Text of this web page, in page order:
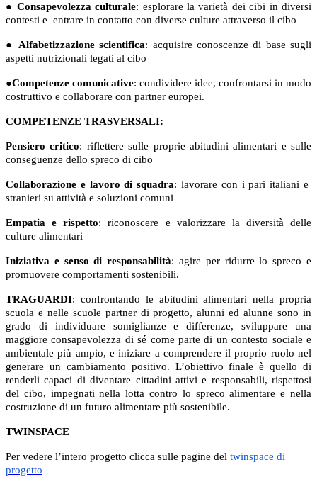
● Consapevolezza culturale: esplorare la varietà dei cibi in diversi
contesti e entrare in contatto con diverse culture attraverso il cibo
● Alfabetizzazione scientifica: acquisire conoscenze di base sugli
aspetti nutrizionali legati al cibo
●Competenze comunicative: condividere idee, confrontarsi in modo
costruttivo e collaborare con partner europei.
COMPETENZE TRASVERSALI:
Pensiero critico: riflettere sulle proprie abitudini alimentari e sulle
conseguenze dello spreco di cibo
Collaborazione e lavoro di squadra: lavorare con i pari italiani e
stranieri su attività e soluzioni comuni
Empatia e rispetto: riconoscere e valorizzare la diversità delle
culture alimentari
Iniziativa e senso di responsabilità: agire per ridurre lo spreco e
promuovere comportamenti sostenibili.
TRAGUARDI: confrontando le abitudini alimentari nella propria
scuola e nelle scuole partner di progetto, alunni ed alunne sono in
grado di individuare somiglianze e differenze, sviluppare una
maggiore consapevolezza di sé come parte di un contesto sociale e
ambientale più ampio, e iniziare a comprendere il proprio ruolo nel
generare un cambiamento positivo. L’obiettivo finale è quello di
renderli capaci di diventare cittadini attivi e responsabili, rispettosi
del cibo, impegnati nella lotta contro lo spreco alimentare e nella
costruzione di un futuro alimentare più sostenibile.
TWINSPACE
Per vedere l’intero progetto clicca sulle pagine del twinspace di
progetto